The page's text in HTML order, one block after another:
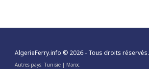
AlgerieFerry.info © 2026 - Tous droits réservés.
Autres pays:Tunisie | Maroc